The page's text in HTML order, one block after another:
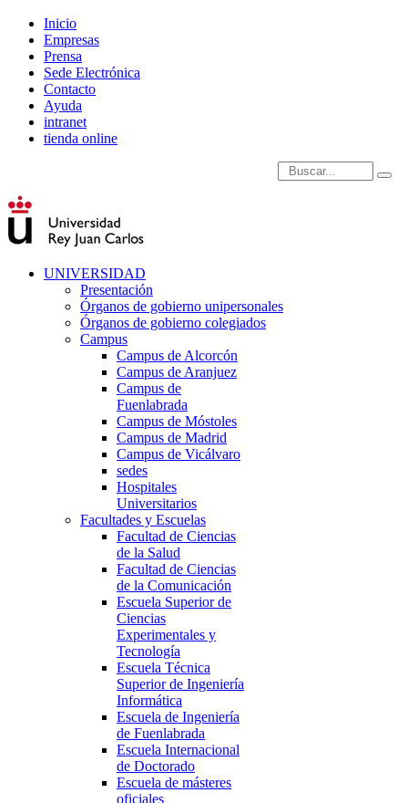
Inicio
Empresas
Prensa
Sede Electrónica
Contacto
Ayuda
intranet
tienda online
Introduce términos de
UNIVERSIDAD
Presentación
Órganos de gobierno unipersonales
Órganos de gobierno colegiados
Campus
Campus de Alcorcón
Campus de Aranjuez
Campus de
Fuenlabrada
Campus de Móstoles
Campus de Madrid
Campus de Vicálvaro
sedes
Hospitales
Universitarios
Facultades y Escuelas
Facultad de Ciencias
de la Salud
Facultad de Ciencias
de la Comunicación
Escuela Superior de
Ciencias
Experimentales y
Tecnología
Escuela Técnica
Superior de Ingeniería
Informática
Escuela de Ingeniería
de Fuenlabrada
Escuela Internacional
de Doctorado
Escuela de másteres
oficiales